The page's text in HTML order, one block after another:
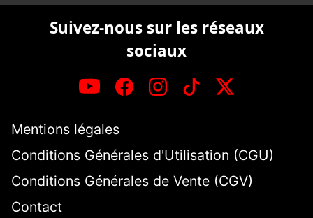
Suivez-nous sur les réseaux
sociaux
Mentions légales
Conditions Générales d'Utilisation (CGU)
Conditions Générales de Vente (CGV)
Contact